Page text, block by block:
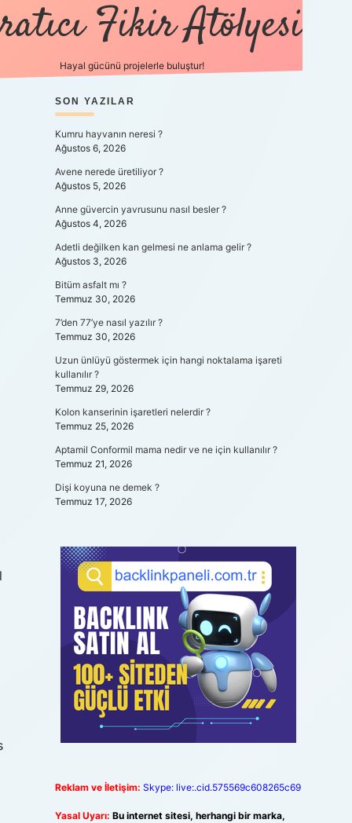
Fikir Atölyesi
Hayal gücünü projelerle buluştur!
SIDEBAR
SON YAZILAR
Kumru hayvanın neresi ?
Ağustos 6, 2026
Avene nerede üretiliyor ?
Ağustos 5, 2026
Anne güvercin yavrusunu nasıl besler ?
Ağustos 4, 2026
Adetli değilken kan gelmesi ne anlama gelir ?
Ağustos 3, 2026
Bitüm asfalt mı ?
Temmuz 30, 2026
7’den 77’ye nasıl yazılır ?
Temmuz 30, 2026
Uzun ünlüyü göstermek için hangi noktalama işareti
kullanılır ?
Temmuz 29, 2026
Kolon kanserinin işaretleri nelerdir ?
Temmuz 25, 2026
Aptamil Conformil mama nedir ve ne için kullanılır ?
Temmuz 21, 2026
Dişi koyuna ne demek ?
Temmuz 17, 2026
Reklam ve İletişim: Skype: live:.cid.575569c608265c69
Yasal Uyarı: Bu internet sitesi, herhangi bir marka,